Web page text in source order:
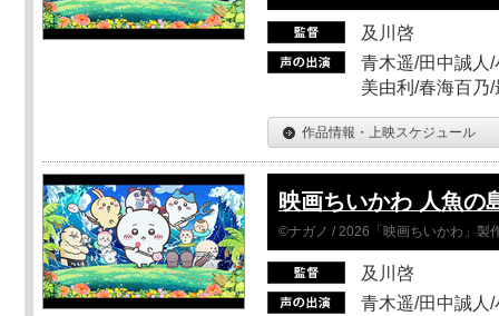
及川啓
青木遥/田中誠人
美由利/春海百乃
作品情報・上映スケジュール
映画ちいかわ 人魚の
©ナガノ / 2026「映画ちいかわ」製
及川啓
青木遥/田中誠人